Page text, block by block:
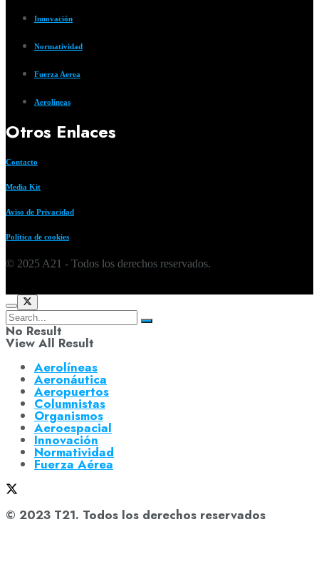
Innovación
Normatividad
Fuerza Aerea
Aerolíneas
Otros Enlaces
Contacto
Media Kit
Aviso de Privacidad
Política de cookies
© 2025 A21 - Todos los derechos reservados.
No Result
View All Result
Aerolíneas
Aeronáutica
Aeropuertos
Columnistas
Organismos
Aeroespacial
Innovación
Normatividad
Fuerza Aérea
© 2023 T21. Todos los derechos reservados